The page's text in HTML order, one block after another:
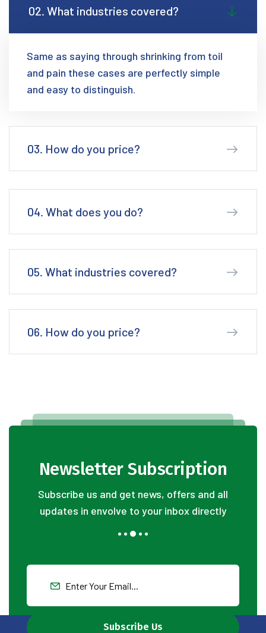
02. What industries covered?
Same as saying through shrinking from toil
and pain these cases are perfectly simple
and easy to distinguish.
03. How do you price?
04. What does you do?
05. What industries covered?
06. How do you price?
Newsletter Subscription
Subscribe us and get news, offers and all
updates in envolve to your inbox directly
Subscribe Us